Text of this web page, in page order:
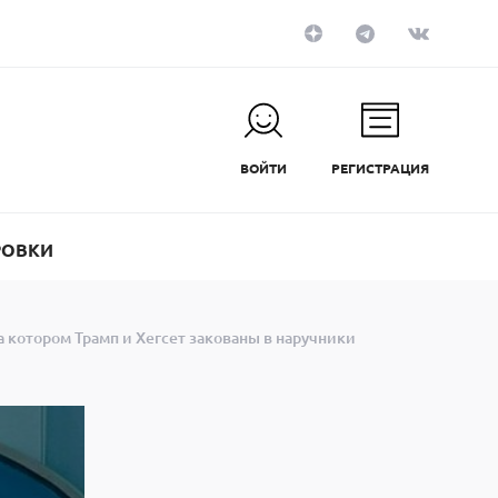
ВОЙТИ РЕГИСТРАЦИЯ
Трамп и Хегсет закованы в наручники